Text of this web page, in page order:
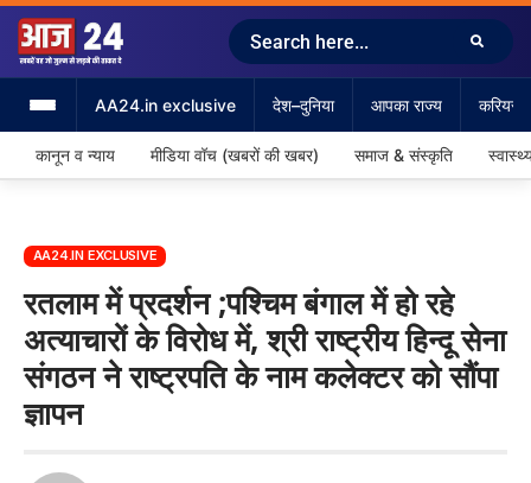
AA24.in exclusive देश–दुनिया आपका राज्य करियर
कानून व न्याय मीडिया वॉच (खबरों की खबर) समाज & संस्कृति
AA24.IN EXCLUSIVE
रतलाम में प्रदर्शन ;पश्चिम बंगाल में हो रहे
अत्याचारों के विरोध में, श्री राष्ट्रीय हिन्दू सेना
संगठन ने राष्ट्रपति के नाम कलेक्टर को सौंपा
ज्ञापन